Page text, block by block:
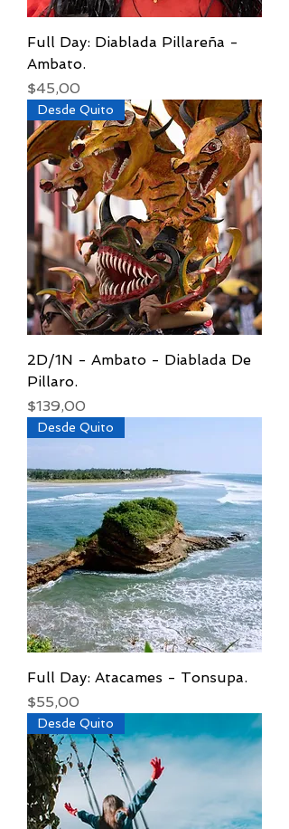
Full Day: Diablada Pillareña -
Ambato.
Precio
$45,00
Desde Quito
2D/1N - Ambato - Diablada De
Pillaro.
Precio
$139,00
Desde Quito
Full Day: Atacames - Tonsupa.
Precio
$55,00
Desde Quito